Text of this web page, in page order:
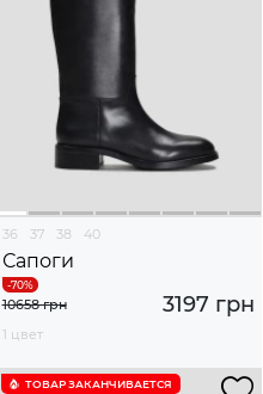
36 37 38 40
Сапоги
3197 грн
10658 грн
1 цвет
ТОВАР ЗАКАНЧИВАЕТСЯ